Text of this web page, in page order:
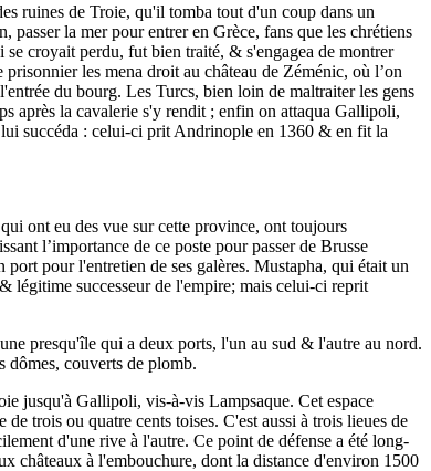
ruines de Troie, qu'il tomba tout d'un coup dans un
la mer pour entrer en Grèce, fans que les chrétiens
croyait perdu, fut bien traité, & s'engagea de montrer
les mena droit au château de Zéménic, où l’on
du bourg. Les Turcs, bien loin de maltraiter les gens
après la cavalerie s'y rendit ; enfin on attaqua Gallipoli,
succéda : celui-ci prit Andrinople en 1360 & en fit la
ont eu des vue sur cette province, ont toujours
l’importance de ce poste pour passer de Brusse
pour l'entretien de ses galères. Mustapha, qui était un
légitime successeur de l'empire; mais celui-ci reprit
presqu'île qui a deux ports, l'un au sud & l'autre au nord.
dômes, couverts de plomb.
jusqu'à Gallipoli, vis-à-vis Lampsaque. Cet espace
trois ou quatre cents toises. C'est aussi à trois lieues de
d'une rive à l'autre. Ce point de défense a été long-
châteaux à l'embouchure, dont la distance d'environ 1500